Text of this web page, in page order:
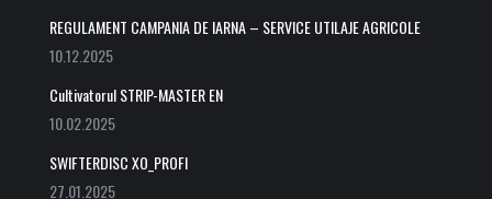
REGULAMENT CAMPANIA DE IARNA – SERVICE UTILAJE AGRICOLE
10.12.2025
Cultivatorul STRIP-MASTER EN
10.02.2025
SWIFTERDISC XO_PROFI
27.01.2025